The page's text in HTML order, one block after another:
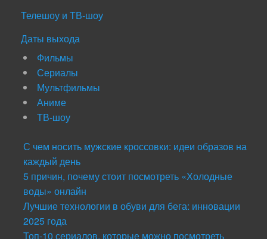
Телешоу и ТВ-шоу
Даты выхода
Фильмы
Сериалы
Мультфильмы
Аниме
ТВ-шоу
С чем носить мужские кроссовки: идеи образов на
каждый день
5 причин, почему стоит посмотреть «Холодные
воды» онлайн
Лучшие технологии в обуви для бега: инновации
2025 года
Топ-10 сериалов, которые можно посмотреть